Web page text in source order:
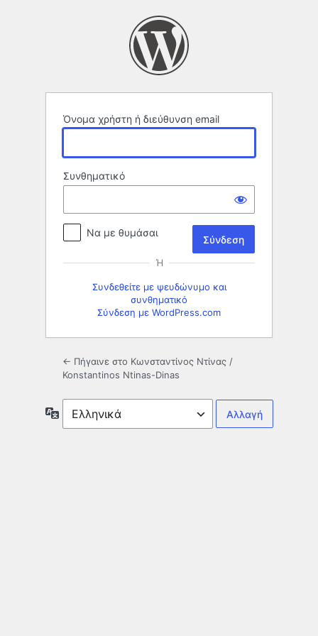
Όνομα χρήστη ή διεύθυνση email
Συνθηματικό
Να με θυμάσαι
Ή
Συνδεθείτε με ψευδώνυμο και
συνθηματικό
Σύνδεση με WordPress.com
← Πήγαινε στο Κωνσταντίνος Ντίνας /
Konstantinos Ntinas-Dinas
Γλώσσα